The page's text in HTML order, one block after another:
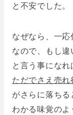
と不安でした。
なぜなら、一
なので、もし
と言う事になれ
ただでさえ売
がさらに落ち
わかる味覚のよ